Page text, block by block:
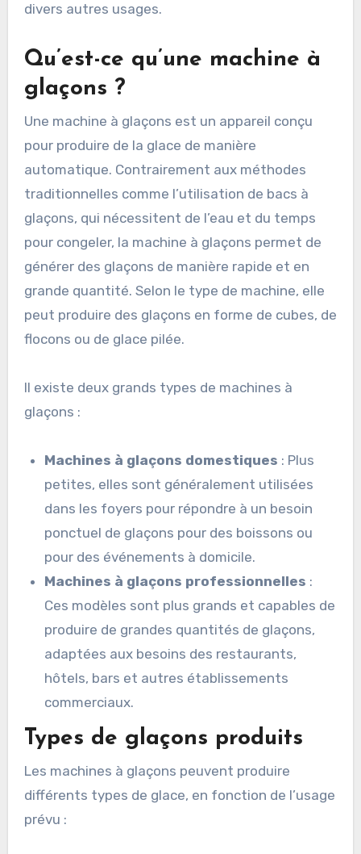
divers autres usages.
Qu’est-ce qu’une machine à
glaçons ?
Une machine à glaçons est un appareil conçu
pour produire de la glace de manière
automatique. Contrairement aux méthodes
traditionnelles comme l’utilisation de bacs à
glaçons, qui nécessitent de l’eau et du temps
pour congeler, la machine à glaçons permet de
générer des glaçons de manière rapide et en
grande quantité. Selon le type de machine, elle
peut produire des glaçons en forme de cubes, de
flocons ou de glace pilée.
Il existe deux grands types de machines à
glaçons :
Machines à glaçons domestiques : Plus
petites, elles sont généralement utilisées
dans les foyers pour répondre à un besoin
ponctuel de glaçons pour des boissons ou
pour des événements à domicile.
Machines à glaçons professionnelles :
Ces modèles sont plus grands et capables de
produire de grandes quantités de glaçons,
adaptées aux besoins des restaurants,
hôtels, bars et autres établissements
commerciaux.
Types de glaçons produits
Les machines à glaçons peuvent produire
différents types de glace, en fonction de l’usage
prévu :